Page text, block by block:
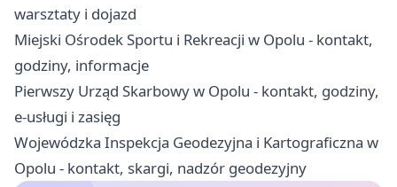
warsztaty i dojazd
Miejski Ośrodek Sportu i Rekreacji w Opolu - kontakt,
godziny, informacje
Pierwszy Urząd Skarbowy w Opolu - kontakt, godziny,
e-usługi i zasięg
Wojewódzka Inspekcja Geodezyjna i Kartograficzna w
Opolu - kontakt, skargi, nadzór geodezyjny